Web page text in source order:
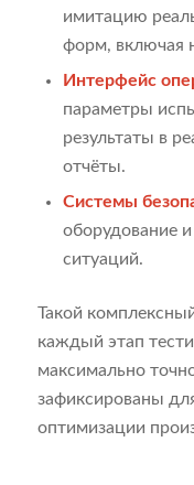
имитацию
форм, включая
Интерфейс
параметры
результаты в
отчёты.
Системы
оборудование
ситуаций.
Такой
каждый этап
максимально
зафиксированы
оптимизации